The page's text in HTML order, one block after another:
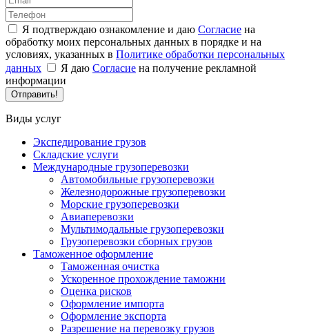
Я подтверждаю ознакомление и даю Согласие на
обработку моих персональных данных в порядке и на
условиях, указанных в Политике обработки персональных
данных
Я даю Согласие на получение рекламной
информации
Отправить!
Виды услуг
Экспедирование грузов
Складские услуги
Международные грузоперевозки
Автомобильные грузоперевозки
Железнодорожные грузоперевозки
Морские грузоперевозки
Авиаперевозки
Мультимодальные грузоперевозки
Грузоперевозки сборных грузов
Таможенное оформление
Таможенная очистка
Ускоренное прохождение таможни
Оценка рисков
Оформление импорта
Оформление экспорта
Разрешение на перевозку грузов